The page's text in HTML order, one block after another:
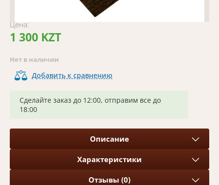
Цена:
1 300 KZT
Нет в наличии
Добавить к сравнению
Сделайте заказ до 12:00, отправим все до
18:00
Описание
Характеристики
Отзывы (0)